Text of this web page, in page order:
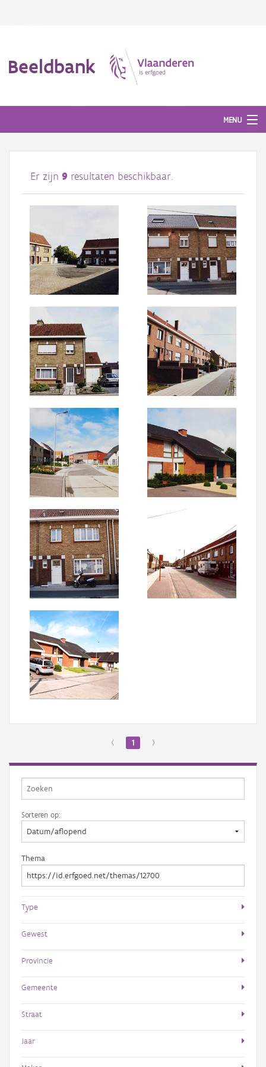
Beeldbank
MENU
Afbeeldingen
#BeeldIndeKijker
Over ons
Aanmelden
Er zijn 9 resultaten beschikbaar.
‹ 1 ›
Sorteren op:
Thema
Type
Gewest
Provincie
Gemeente
Straat
Jaar